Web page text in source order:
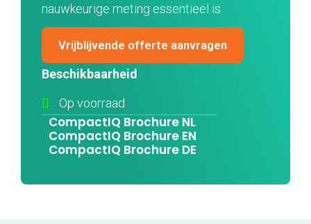
nauwkeurige meting essentieel is.
Vrijblijvende offerte aanvragen
Beschikbaarheid
Op voorraad
CompactIQ Brochure NL
CompactIQ Brochure EN
CompactIQ Brochure DE